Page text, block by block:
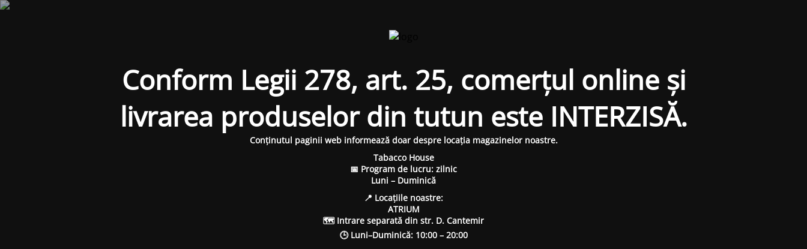
Conform Legii 278, art. 25, comerțul online și
livrarea produselor din tutun este INTERZISĂ.
Conținutul paginii web informează doar despre locația magazinelor noastre.
Tabacco House
📅 Program de lucru: zilnic
Luni – Duminică
📍 Locațiile noastre:
ATRIUM
🗺 Intrare separată din str. D. Cantemir
🕒 Luni–Duminică: 10:00 – 20:00